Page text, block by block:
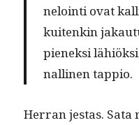
neloin­ti ovat
kuitenkin
pienek­si
nalli­nen tappio.
Her­ran jes­tas. Sata